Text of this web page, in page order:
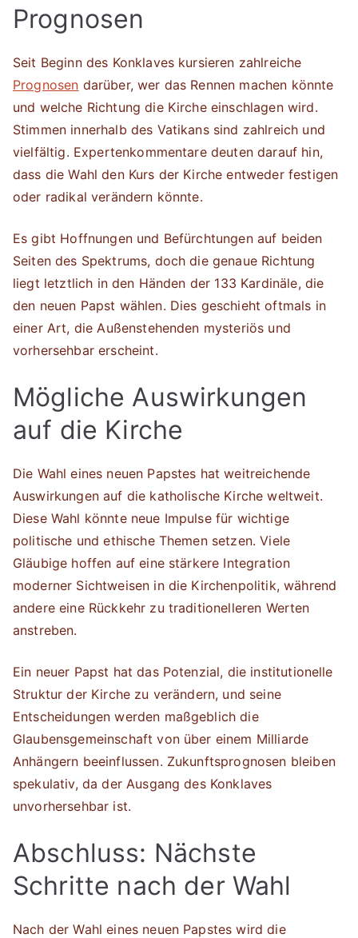
Prognosen
Seit Beginn des Konklaves kursieren zahlreiche
Prognosen darüber, wer das Rennen machen könnte
und welche Richtung die Kirche einschlagen wird.
Stimmen innerhalb des Vatikans sind zahlreich und
vielfältig. Expertenkommentare deuten darauf hin,
dass die Wahl den Kurs der Kirche entweder festigen
oder radikal verändern könnte.
Es gibt Hoffnungen und Befürchtungen auf beiden
Seiten des Spektrums, doch die genaue Richtung
liegt letztlich in den Händen der 133 Kardinäle, die
den neuen Papst wählen. Dies geschieht oftmals in
einer Art, die Außenstehenden mysteriös und
vorhersehbar erscheint.
Mögliche Auswirkungen
auf die Kirche
Die Wahl eines neuen Papstes hat weitreichende
Auswirkungen auf die katholische Kirche weltweit.
Diese Wahl könnte neue Impulse für wichtige
politische und ethische Themen setzen. Viele
Gläubige hoffen auf eine stärkere Integration
moderner Sichtweisen in die Kirchenpolitik, während
andere eine Rückkehr zu traditionelleren Werten
anstreben.
Ein neuer Papst hat das Potenzial, die institutionelle
Struktur der Kirche zu verändern, und seine
Entscheidungen werden maßgeblich die
Glaubensgemeinschaft von über einem Milliarde
Anhängern beeinflussen. Zukunftsprognosen bleiben
spekulativ, da der Ausgang des Konklaves
unvorhersehbar ist.
Abschluss: Nächste
Schritte nach der Wahl
Nach der Wahl eines neuen Papstes wird die